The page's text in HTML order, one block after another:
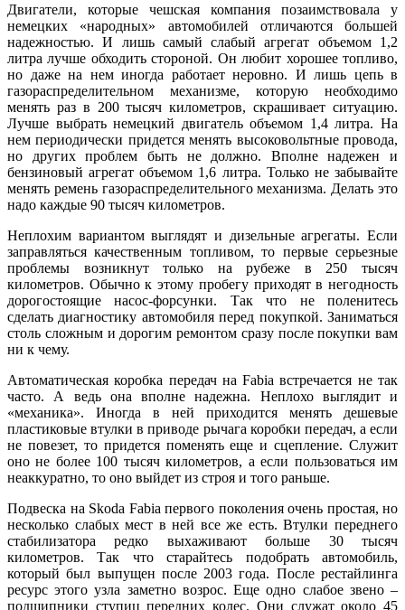
Двигатели, которые чешская компания позаимствовала у
немецких «народных» автомобилей отличаются большей
надежностью. И лишь самый слабый агрегат объемом 1,2
литра лучше обходить стороной. Он любит хорошее топливо,
но даже на нем иногда работает неровно. И лишь цепь в
газораспределительном механизме, которую необходимо
менять раз в 200 тысяч километров, скрашивает ситуацию.
Лучше выбрать немецкий двигатель объемом 1,4 литра. На
нем периодически придется менять высоковольтные провода,
но других проблем быть не должно. Вполне надежен и
бензиновый агрегат объемом 1,6 литра. Только не забывайте
менять ремень газораспределительного механизма. Делать это
надо каждые 90 тысяч километров.
Неплохим вариантом выглядят и дизельные агрегаты. Если
заправляться качественным топливом, то первые серьезные
проблемы возникнут только на рубеже в 250 тысяч
километров. Обычно к этому пробегу приходят в негодность
дорогостоящие насос-форсунки. Так что не поленитесь
сделать диагностику автомобиля перед покупкой. Заниматься
столь сложным и дорогим ремонтом сразу после покупки вам
ни к чему.
Автоматическая коробка передач на Fabia встречается не так
часто. А ведь она вполне надежна. Неплохо выглядит и
«механика». Иногда в ней приходится менять дешевые
пластиковые втулки в приводе рычага коробки передач, а если
не повезет, то придется поменять еще и сцепление. Служит
оно не более 100 тысяч километров, а если пользоваться им
неаккуратно, то оно выйдет из строя и того раньше.
Подвеска на Skoda Fabia первого поколения очень простая, но
несколько слабых мест в ней все же есть. Втулки переднего
стабилизатора редко выхаживают больше 30 тысяч
километров. Так что старайтесь подобрать автомобиль,
который был выпущен после 2003 года. После рестайлинга
ресурс этого узла заметно возрос. Еще одно слабое звено –
подшипники ступиц передних колес. Они служат около 45